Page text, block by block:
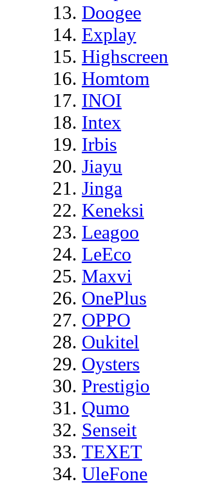
Doogee
Explay
Highscreen
Homtom
INOI
Intex
Irbis
Jiayu
Jinga
Keneksi
Leagoo
LeEco
Maxvi
OnePlus
OPPO
Oukitel
Oysters
Prestigio
Qumo
Senseit
TEXET
UleFone